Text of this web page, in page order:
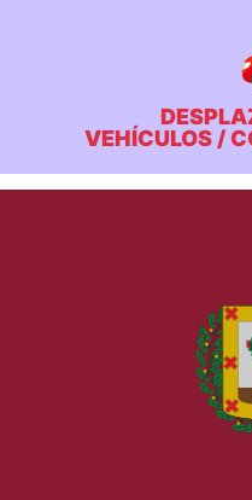
VEHÍCULOS /